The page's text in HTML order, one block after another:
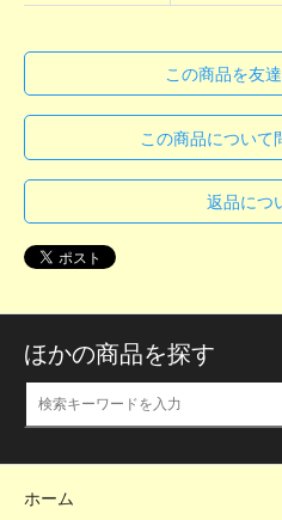
この商品を友
この商品について
返品につ
ほかの商品を探す
ホーム